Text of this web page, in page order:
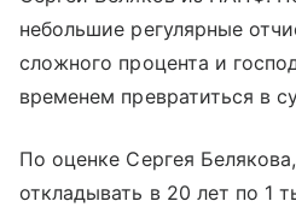
небольшие регулярные
сложного процента и
временем превратиться в
По оценке Сергея
откладывать в 20 лет по 1